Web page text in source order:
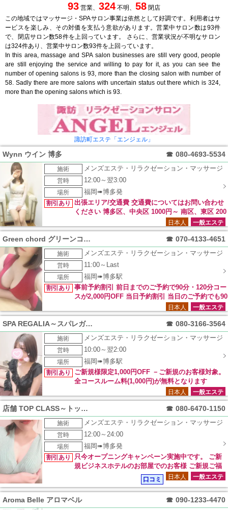
93 営業、 324 不明、 58 閉店
この地域ではマッサージ・SPAサロン事業は依然として好調です。利用者はサ
ービスを楽しみ、その対価を支払う意欲があります。営業中サロン数は93件
で、閉店サロン数58件を上回っています。 さらに、営業状況が不明なサロン
は324件あり、営業中サロン数93件を上回っています。
In this area, massage and SPA salon businesses are still very good, people
are still enjoying the service and willing to pay for it, as you can see the
number of opening salons is 93, more than the closing salon with number of
58. Sadly there are more salons with uncertain status out there which is 324,
more than the opening salons which is 93.
諏訪町エステ「エンジェル」
Wynn ウイン 博多 ☎ 080-4693-5534
施術
メンズエステ・リラクゼーション・マッサージ
営時
12:00～翌3:00
場所
福岡➠博多発
割引あり
出張エリア/交通費 交通費についてはお問い合わせ
ください 博多区、中央区 1000円～ 南区、東区 200
0円～ 西区、早良区、城南区 3000円～ チェンジ 3000円 キャ
ンセル 3000円交通費
一般エステ
日本人
Green chord グリーンコード ☎ 070-4133-4651
施術
メンズエステ・リラクゼーション・マッサージ
営時
11:00～Last
場所
福岡➠博多駅
割引あり
事前予約割引 前日までのご予約で90分・120分コー
スが2,000円OFF 当日予約割引 当日のご予約でも90
一般エステ
日本人
SPA REGALIA～スパレガリア～ ☎ 080-3166-3564
施術
メンズエステ・リラクゼーション・マッサージ
営時
10:00～翌2:00
場所
福岡➠博多駅
割引あり
ご新規様限定1,000円OFF －ご新規のお客様対象。
全コースルーム料(1,000円)が無料となります
一般エステ
日本人
店舗 TOP CLASS～トップクラス～ ☎ 080-6470-1150
施術
メンズエステ・リラクゼーション・マッサージ
営時
12:00～24:00
場所
福岡➠博多発
割引あり
只今オープニングキャンペーン実施中です。 ご新
規ビジネスホテルのお部屋でのお客様 ご新規ご福
岡市内中心部のご自宅のお客様 リピートご利用の皆様 ※通常
一般エステ
日本人
口コミ
Aroma Belle アロマベル ☎ 090-1233-4470